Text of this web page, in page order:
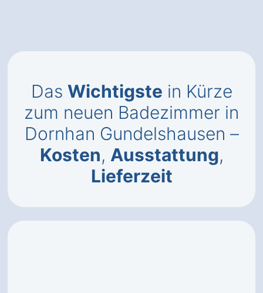
Das Wichtigste in Kürze
zum neuen Badezimmer in
Dornhan Gundelshausen –
Kosten, Ausstattung,
Lieferzeit